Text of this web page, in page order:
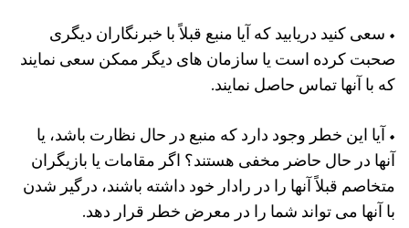
• سعی کنید دریابید که آیا منبع قبلاً با خبرنگاران دیگری
صحبت کرده است یا سازمان های دیگر ممکن سعی نمایند
که با آنها تماس حاصل نمایند.
• آیا این خطر وجود دارد که منبع در حال نظارت باشد، یا
آنها در حال حاضر مخفی هستند؟ اگر مقامات یا بازیگران
متخاصم قبلاً آنها را در رادار خود داشته باشند، درگیر شدن
با آنها می تواند شما را در معرض خطر قرار دهد.